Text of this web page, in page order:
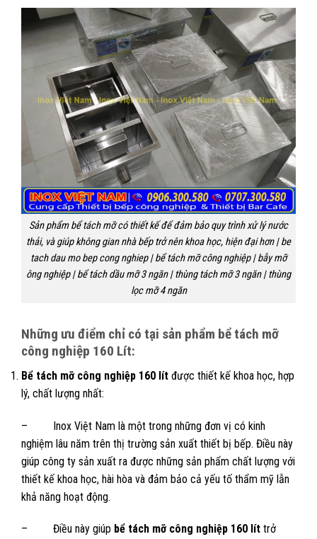
Sản phẩm bể tách mỡ có thiết kế để đảm bảo quy trình xử lý nước
thải, và giúp không gian nhà bếp trở nên khoa học, hiện đại hơn | be
tach dau mo bep cong nghiep | bể tách mỡ công nghiệp | bẫy mỡ
ông nghiệp | bể tách dầu mỡ 3 ngăn | thùng tách mỡ 3 ngăn | thùng
lọc mỡ 4 ngăn
Những ưu điểm chỉ có tại sản phẩm bể tách mỡ
công nghiệp 160 Lít:
Bể tách mỡ công nghiệp 160 lít được thiết kế khoa học, hợp
lý, chất lượng nhất:
– Inox Việt Nam là một trong những đơn vị có kinh
nghiệm lâu năm trên thị trường sản xuất thiết bị bếp. Điều này
giúp công ty sản xuất ra được những sản phẩm chất lượng với
thiết kế khoa học, hài hòa và đảm bảo cả yếu tố thẩm mỹ lẫn
khả năng hoạt động.
– Điều này giúp bể tách mỡ công nghiệp 160 lít trở